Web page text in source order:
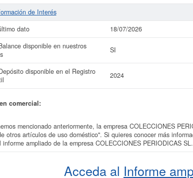
de Interés
dato
18/07/2026
disponible en nuestros
SI
disponible en el Registro
2024
comercial:
mencionado anteriormente, la empresa COLECCIONES
otros artículos de uso doméstico". Si quieres conocer más
informe ampliado de la empresa COLECCIONES PERIODICAS SL.
Acceda al Informe